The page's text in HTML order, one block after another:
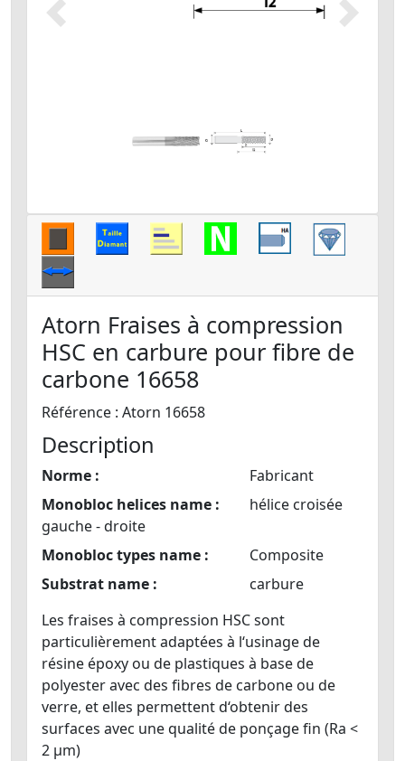
Précédent Suivant
Atorn Fraises à compression
HSC en carbure pour fibre de
carbone 16658
Référence : Atorn 16658
Description
Norme :
Fabricant
Monobloc helices name :
hélice croisée
gauche - droite
Monobloc types name :
Composite
Substrat name :
carbure
Les fraises à compression HSC sont
particulièrement adaptées à l‘usinage de
résine époxy ou de plastiques à base de
polyester avec des fibres de carbone ou de
verre, et elles permettent d‘obtenir des
surfaces avec une qualité de ponçage fin (Ra <
2 µm)